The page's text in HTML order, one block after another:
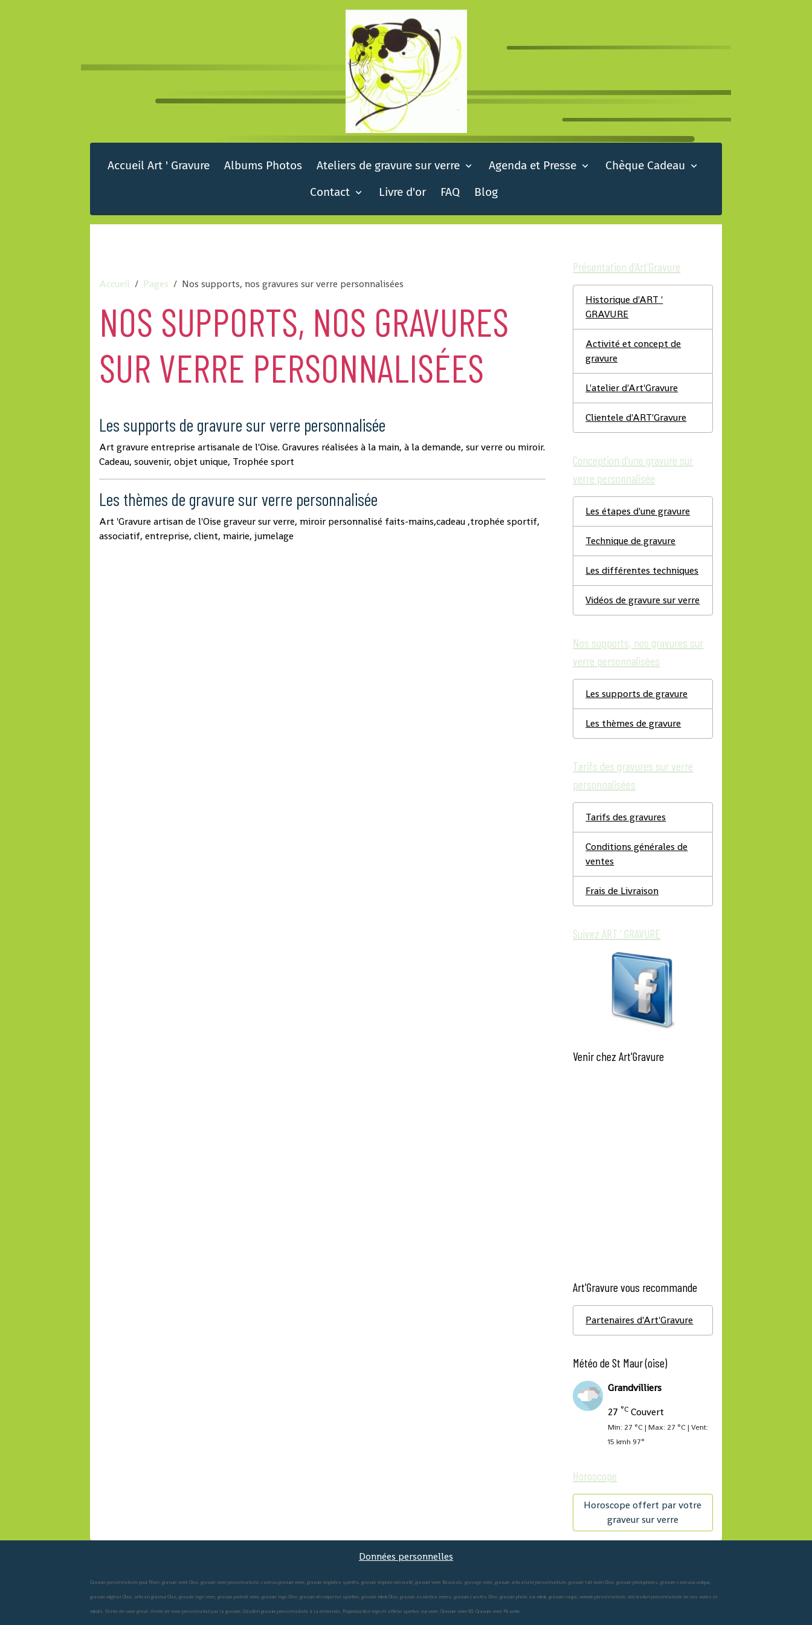
Accueil Art ' Gravure Albums Photos Ateliers de gravure sur verre Agenda et Presse
Chèque Cadeau
Contact
Livre d'or FAQ Blog
Accueil Pages Nos supports, nos gravures sur verre personnalisées
NOS SUPPORTS, NOS GRAVURES
SUR VERRE PERSONNALISÉES
Les supports de gravure sur verre personnalisée
Art gravure entreprise artisanale de l'Oise. Gravures réalisées à la main, à la demande, sur verre ou miroir.
Cadeau, souvenir, objet unique, Trophée sport
Les thèmes de gravure sur verre personnalisée
Art 'Gravure artisan de l'Oise graveur sur verre, miroir personnalisé faits-mains,cadeau ,trophée sportif,
associatif, entreprise, client, mairie, jumelage
Présentation d'Art'Gravure
Historique d'ART '
GRAVURE
Activité et concept de
gravure
L'atelier d'Art'Gravure
Clientele d'ART'Gravure
Conception d'une gravure sur
verre personnalisée
Les étapes d'une gravure
Technique de gravure
Les différentes techniques
Vidéos de gravure sur verre
Nos supports, nos gravures sur
verre personnalisées
Les supports de gravure
Les thèmes de gravure
Tarifs des gravures sur verre
personnalisées
Tarifs des gravures
Conditions générales de
ventes
Frais de Livraison
Suivez ART ' GRAVURE
Venir chez Art'Gravure
Art'Gravure vous recommande
Partenaires d'Art'Gravure
Météo de St Maur (oise)
Grandvilliers
27 °C Couvert
Min: 27 °C | Max: 27 °C | Vent:
15 kmh 97°
Horoscope
Horoscope offert par votre
graveur sur verre
Données personnelles
Gravure personnalisée pour Noel, gravure verre Oise, gravure verre personnalisée, cadeau gravure verre, gravure trophées sportifs, gravure trophée décoratif, gravure verre Beauvais, gravage verre, gravure artisanale personnalisée, gravure fait main Oise, gravure photophores, gravure cadeaux unique,
gravure original Oise, artisan graveur Oise, gravure logo verre, gravure portrait verre, gravure logo Oise, gravure récompense sportive, gravure miroir Oise, gravure assiettes verres, gravure carafes Oise, gravure photo sur miroir, gravure coupe, verrerie personnalisée, décoration personnalisée de vos verres et
miroirs. Vente de verre gravé. Vente de verre personnalisé par la gravure. Création gravure personnalisée à la demande. Reproduction logo et affiche sportive sur verre. Gravure verre 60. Gravure verre Picardie.